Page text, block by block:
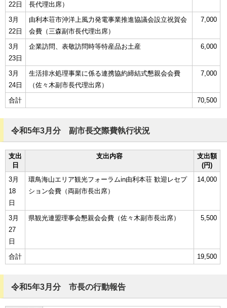
22日
長代理出席）
3月
22日
由利本荘市沖洋上風力発電事業推進協議会設立祝賀会
会費（三森副市長代理出席）
7,000
3月
23日
企業訪問、表敬訪問時等特産品お土産 6,000
3月
24日
生活排水処理事業に係る連携協約締結式懇親会会費
（佐々木副市長代理出席）
7,000
合計 70,500
令和5年3月分 副市長交際費執行状況
支出
日
支出内容
支出額
(円)
3月
18
日
環鳥海山エリア観光フォーラムin由利本荘 歓迎レセプ
ション会費（両副市長出席）
14,000
3月
27
日
県観光連盟理事会懇親会会費（佐々木副市長出席） 5,500
合計 19,500
令和5年3月分 市長の行動報告